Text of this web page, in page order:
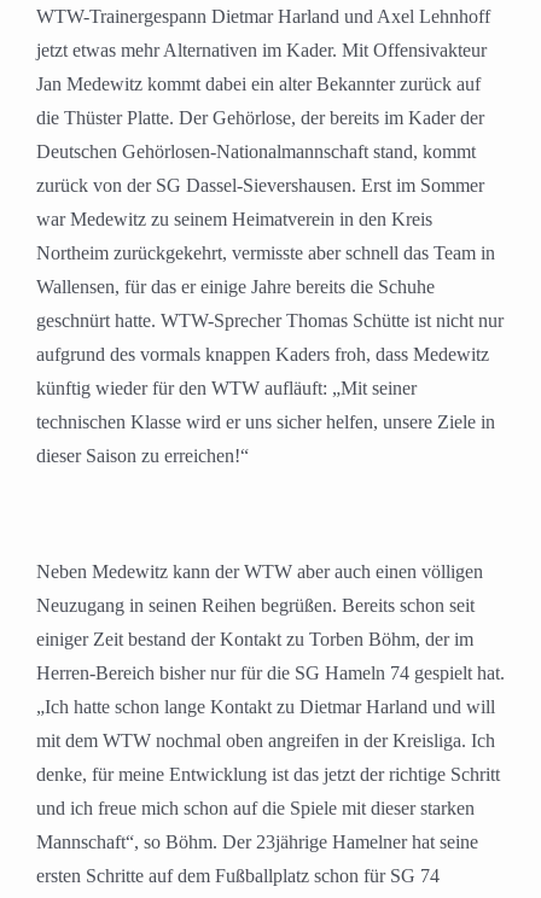
WTW-Trainergespann Dietmar Harland und Axel Lehnhoff
jetzt etwas mehr Alternativen im Kader. Mit Offensivakteur
Jan Medewitz kommt dabei ein alter Bekannter zurück auf
die Thüster Platte. Der Gehörlose, der bereits im Kader der
Deutschen Gehörlosen-Nationalmannschaft stand, kommt
zurück von der SG Dassel-Sievershausen. Erst im Sommer
war Medewitz zu seinem Heimatverein in den Kreis
Northeim zurückgekehrt, vermisste aber schnell das Team in
Wallensen, für das er einige Jahre bereits die Schuhe
geschnürt hatte. WTW-Sprecher Thomas Schütte ist nicht nur
aufgrund des vormals knappen Kaders froh, dass Medewitz
künftig wieder für den WTW aufläuft: „Mit seiner
technischen Klasse wird er uns sicher helfen, unsere Ziele in
dieser Saison zu erreichen!“
Neben Medewitz kann der WTW aber auch einen völligen
Neuzugang in seinen Reihen begrüßen. Bereits schon seit
einiger Zeit bestand der Kontakt zu Torben Böhm, der im
Herren-Bereich bisher nur für die SG Hameln 74 gespielt hat.
„Ich hatte schon lange Kontakt zu Dietmar Harland und will
mit dem WTW nochmal oben angreifen in der Kreisliga. Ich
denke, für meine Entwicklung ist das jetzt der richtige Schritt
und ich freue mich schon auf die Spiele mit dieser starken
Mannschaft“, so Böhm. Der 23jährige Hamelner hat seine
ersten Schritte auf dem Fußballplatz schon für SG 74